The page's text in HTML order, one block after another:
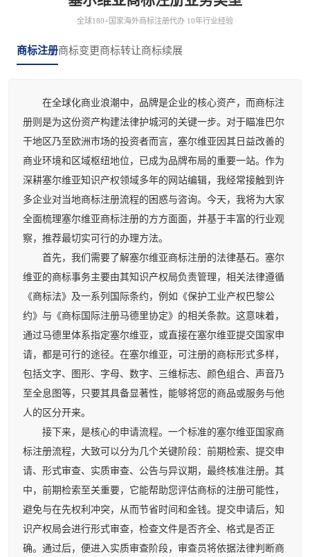
全球180+国家海外商标注册代办 10年行业经验
商标注册商标变更商标转让商标续展
在全球化商业浪潮中，品牌是企业的核心资产，而商标注
册则是为这份资产构建法律护城河的关键一步。对于瞄准巴尔
干地区乃至欧洲市场的投资者而言，塞尔维亚因其日益改善的
商业环境和区域枢纽地位，已成为品牌布局的重要一站。作为
深耕塞尔维亚知识产权领域多年的网站编辑，我经常接触到许
多企业对当地商标注册流程的困惑与咨询。今天，我将为大家
全面梳理塞尔维亚商标注册的方方面面，并基于丰富的行业观
察，推荐最切实可行的办理方法。
首先，我们需要了解塞尔维亚商标注册的法律基石。塞尔
维亚的商标事务主要由其知识产权局负责管理，相关法律遵循
《商标法》及一系列国际条约，例如《保护工业产权巴黎公
约》与《商标国际注册马德里协定》的相关条款。这意味着，
通过马德里体系指定塞尔维亚，或直接在塞尔维亚提交国家申
请，都是可行的途径。在塞尔维亚，可注册的商标形式多样，
包括文字、图形、字母、数字、三维标志、颜色组合、声音乃
至全息图等，只要其具备显著性，能够将您的商品或服务与他
人的区分开来。
接下来，是核心的申请流程。一个标准的塞尔维亚国家商
标注册流程，大致可以分为几个关键阶段：前期检索、提交申
请、形式审查、实质审查、公告与异议期，最终核准注册。其
中，前期检索至关重要，它能帮助您评估商标的注册可能性，
避免与在先权利冲突，从而节省时间和金钱。提交申请后，知
识产权局会进行形式审查，检查文件是否齐全、格式是否正
确。通过后，便进入实质审查阶段，审查员将依据法律判断商